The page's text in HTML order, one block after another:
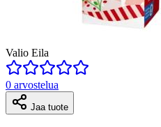
Valio Eila
0 arvostelua
Jaa tuote